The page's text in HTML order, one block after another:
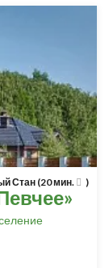
Стан (20 мин. )